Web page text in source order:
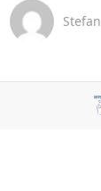
Stefan